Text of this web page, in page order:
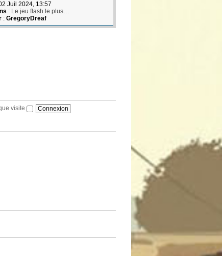
Juil 2024, 13:57
: Le jeu flash le plus…
: GregoryDreaf
visite